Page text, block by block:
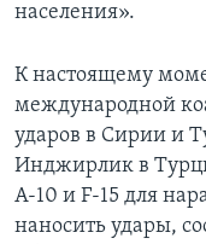
населения».
К настоящему
международной
ударов в Сирии и
Инджирлик в
А-10 и F-15 для
наносить удары,